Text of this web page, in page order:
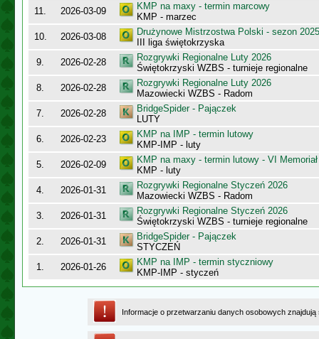
11.
2026-03-09
KMP na maxy - termin marcowy
KMP - marzec
10.
2026-03-08
Drużynowe Mistrzostwa Polski - sezon
III liga świętokrzyska
9.
2026-02-28
Rozgrywki Regionalne Luty 2026
Świętokrzyski WZBS - turnieje regionalne
8.
2026-02-28
Rozgrywki Regionalne Luty 2026
Mazowiecki WZBS - Radom
7.
2026-02-28
BridgeSpider - Pajączek
LUTY
6.
2026-02-23
KMP na IMP - termin lutowy
KMP-IMP - luty
5.
2026-02-09
KMP na maxy - termin lutowy - VI
KMP - luty
4.
2026-01-31
Rozgrywki Regionalne Styczeń 2026
Mazowiecki WZBS - Radom
3.
2026-01-31
Rozgrywki Regionalne Styczeń 2026
Świętokrzyski WZBS - turnieje regionalne
2.
2026-01-31
BridgeSpider - Pajączek
STYCZEŃ
1.
2026-01-26
KMP na IMP - termin styczniowy
KMP-IMP - styczeń
Informacje o przetwarzaniu danych osobowych